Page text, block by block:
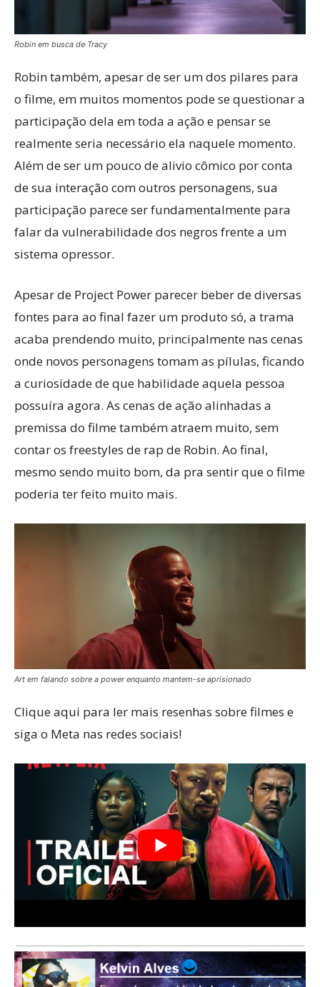
Robin em busca de Tracy
Robin também, apesar de ser um dos pilares para
o filme, em muitos momentos pode se questionar a
participação dela em toda a ação e pensar se
realmente seria necessário ela naquele momento.
Além de ser um pouco de alivio cômico por conta
de sua interação com outros personagens, sua
participação parece ser fundamentalmente para
falar da vulnerabilidade dos negros frente a um
sistema opressor.
Apesar de Project Power parecer beber de diversas
fontes para ao final fazer um produto só, a trama
acaba prendendo muito, principalmente nas cenas
onde novos personagens tomam as pílulas, ficando
a curiosidade de que habilidade aquela pessoa
possuíra agora. As cenas de ação alinhadas a
premissa do filme também atraem muito, sem
contar os freestyles de rap de Robin. Ao final,
mesmo sendo muito bom, da pra sentir que o filme
poderia ter feito muito mais.
Art em falando sobre a power enquanto mantem-se aprisionado
Clique aqui para ler mais resenhas sobre filmes e
siga o Meta nas redes sociais!